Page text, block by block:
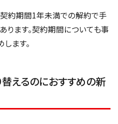
契約期間1年未満での解約で手
ります。契約期間についても事
ます。
えるのにおすすめの新